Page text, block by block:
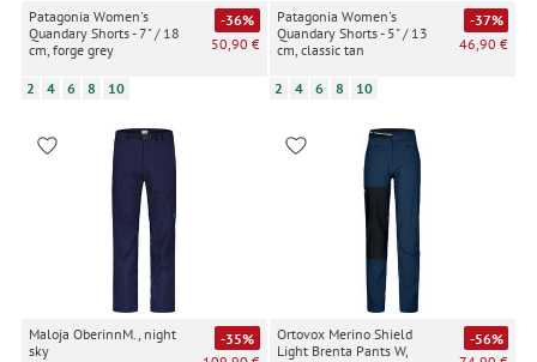
Patagonia Women's
Quandary Shorts - 7" / 18
cm, forge grey
-36%
50,90 €
2 4 6 8 10
Patagonia Women's
Quandary Shorts - 5" / 13
cm, classic tan
-37%
46,90 €
2 4 6 8 10
Maloja OberinnM., night
sky
-35%
Ortovox Merino Shield
Light Brenta Pants W,
-56%